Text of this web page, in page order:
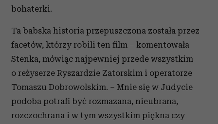
bohaterki.
Ta babska historia przepuszczona została przez
facetów, którzy robili ten film – komentowała
Stenka, mówiąc najpewniej przede wszystkim
o reżyserze Ryszardzie Zatorskim i operatorze
Tomaszu Dobrowolskim. – Mnie się w Judycie
podoba potrafi być rozmazana, nieubrana,
rozczochrana i w tym wszystkim piękna czy